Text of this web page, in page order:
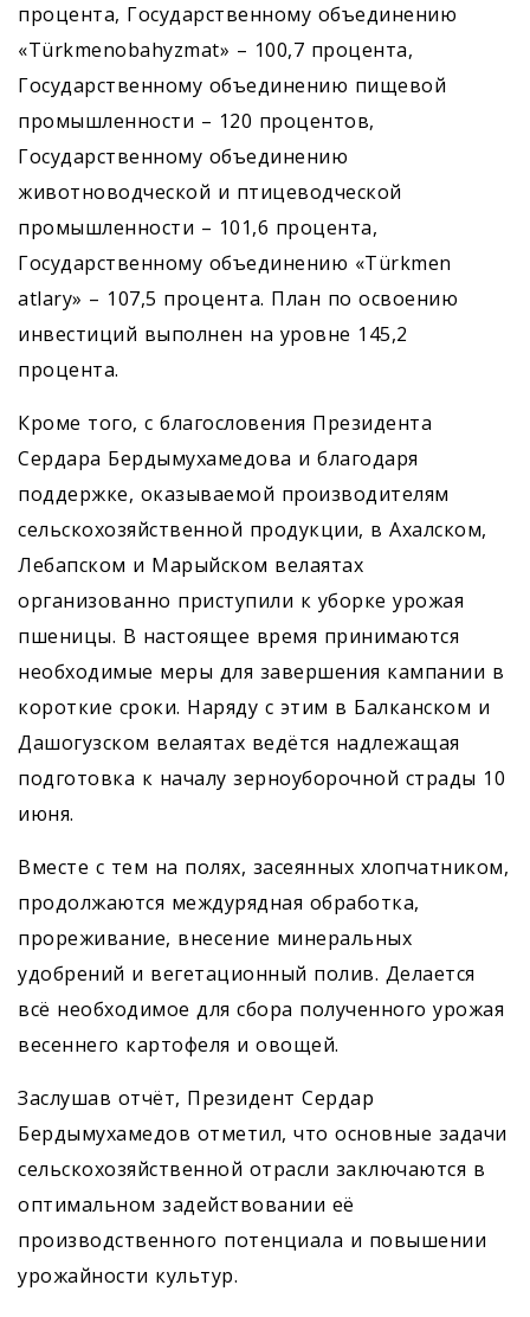
процента, Государственному объединению
«Türkmenobahyzmat» – 100,7 процента,
Государственному объединению пищевой
промышленности – 120 процентов,
Государственному объединению
животноводческой и птицеводческой
промышленности – 101,6 процента,
Государственному объединению «Türkmen
atlary» – 107,5 процента. План по освоению
инвестиций выполнен на уровне 145,2
процента.
Кроме того, с благословения Президента
Сердара Бердымухамедова и благодаря
поддержке, оказываемой производителям
сельскохозяйственной продукции, в Ахалском,
Лебапском и Марыйском велаятах
организованно приступили к уборке урожая
пшеницы. В настоящее время принимаются
необходимые меры для завершения кампании в
короткие сроки. Наряду с этим в Балканском и
Дашогузском велаятах ведётся надлежащая
подготовка к началу зерноуборочной страды 10
июня.
Вместе с тем на полях, засеянных хлопчатником,
продолжаются междурядная обработка,
прореживание, внесение минеральных
удобрений и вегетационный полив. Делается
всё необходимое для сбора полученного урожая
весеннего картофеля и овощей.
Заслушав отчёт, Президент Сердар
Бердымухамедов отметил, что основные задачи
сельскохозяйственной отрасли заключаются в
оптимальном задействовании её
производственного потенциала и повышении
урожайности культур.